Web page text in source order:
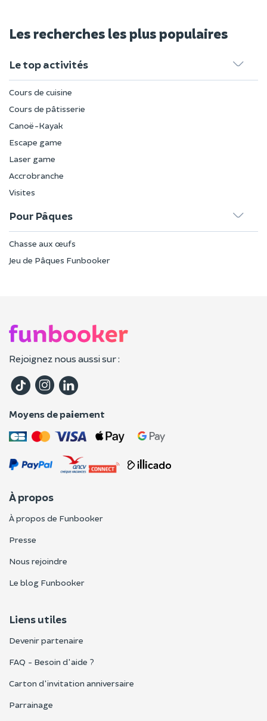
Les recherches les plus populaires
Le top activités
Cours de cuisine
Cours de pâtisserie
Canoë-Kayak
Escape game
Laser game
Accrobranche
Visites
Pour Pâques
Chasse aux œufs
Jeu de Pâques Funbooker
Rejoignez nous aussi sur :
Moyens de paiement
À propos
À propos de Funbooker
Presse
Nous rejoindre
Le blog Funbooker
Liens utiles
Devenir partenaire
FAQ - Besoin d'aide ?
Carton d'invitation anniversaire
Parrainage